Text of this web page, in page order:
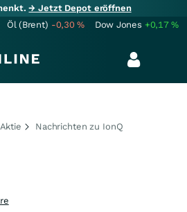
→ Jetzt Depot eröffnen
Öl (Brent) -0,30% Dow Jones +0,17%
Nachrichten zu IonQ